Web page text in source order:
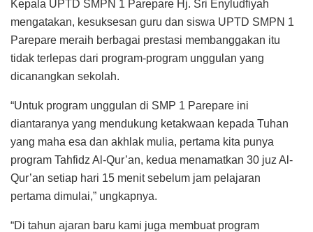
Kepala UPTD SMPN 1 Parepare Hj. Sri Enyludfiyah
mengatakan, kesuksesan guru dan siswa UPTD SMPN 1
Parepare meraih berbagai prestasi membanggakan itu
tidak terlepas dari program-program unggulan yang
dicanangkan sekolah.
“Untuk program unggulan di SMP 1 Parepare ini
diantaranya yang mendukung ketakwaan kepada Tuhan
yang maha esa dan akhlak mulia, pertama kita punya
program Tahfidz Al-Qur’an, kedua menamatkan 30 juz Al-
Qur’an setiap hari 15 menit sebelum jam pelajaran
pertama dimulai,” ungkapnya.
“Di tahun ajaran baru kami juga membuat program